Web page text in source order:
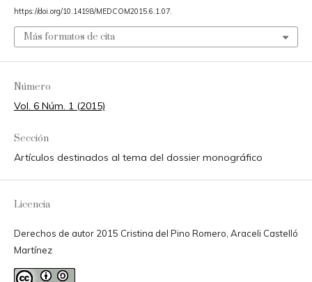
https://doi.org/10.14198/MEDCOM2015.6.1.07.
Más formatos de cita
Número
Vol. 6 Núm. 1 (2015)
Sección
Artículos destinados al tema del dossier monográfico
Licencia
Derechos de autor 2015 Cristina del Pino Romero, Araceli Castelló
Martínez